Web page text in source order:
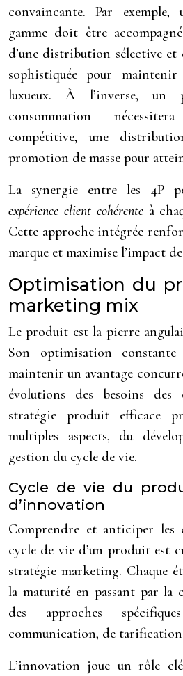
convaincante. Par
gamme doit être
d’une distribution sélective et
sophistiquée pour
luxueux. À l’inverse, un
consommation
compétitive, une
promotion de masse pour
La synergie entre les 4P
expérience client cohérente à
Cette approche intégrée
marque et maximise l’impact
Optimisation du
marketing mix
Le produit est la pierre
Son optimisation
maintenir un avantage
évolutions des besoins des
stratégie produit efficace
multiples aspects, du
gestion du cycle de vie.
Cycle de vie du
d’innovation
Comprendre et anticiper les
cycle de vie d’un produit est
stratégie marketing. Chaque
la maturité en passant par la
des approches
communication, de
L’innovation joue un rôle